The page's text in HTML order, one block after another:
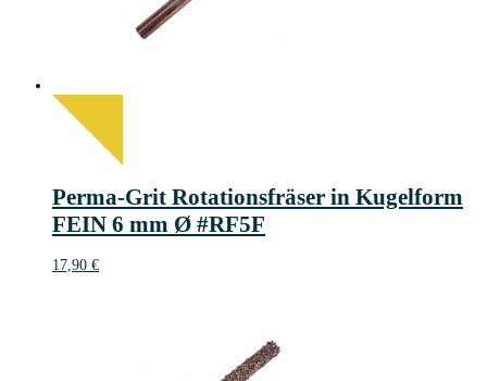
Perma-Grit Rotationsfräser in Kugelform
FEIN 6 mm Ø #RF5F
17,90 €